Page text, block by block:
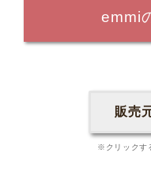
emmi
販売
※クリックす